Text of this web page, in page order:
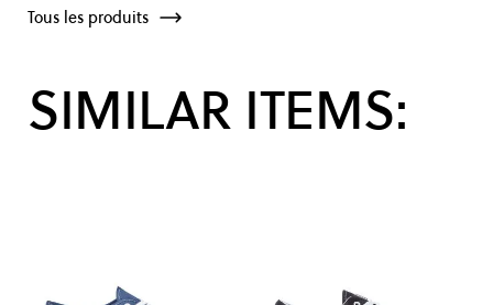
Tous les produits
SIMILAR ITEMS: